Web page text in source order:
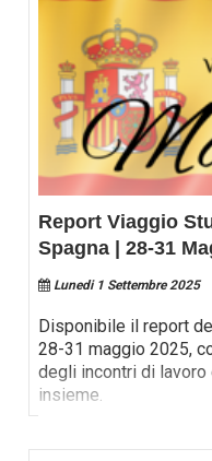
Report Viaggio
Spagna | 28-31
Lunedi 1 Settembre 2025
Disponibile il report
28-31 maggio 2025,
degli incontri di
insieme.